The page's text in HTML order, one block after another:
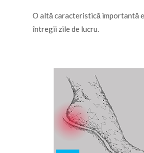
O altă caracteristică importantă
întregii zile de lucru.